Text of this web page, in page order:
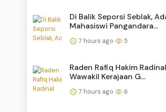
Di Balik Seporsi Seblak,
Mahasiswi Pangandara...
7 hours ago 5
Raden Rafiq Hakim
Wawakil Kerajaan G...
7 hours ago 6